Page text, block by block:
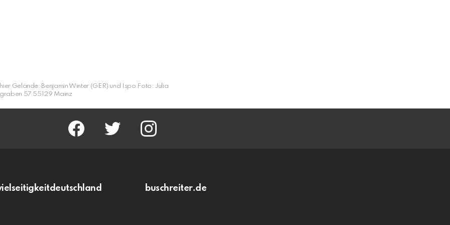
Gelände: Benjamin Winter (GER) und Ispo Foto: Julia
57 55129 Mainz
facebook twitter instagram
buschreiter.de